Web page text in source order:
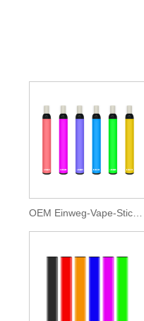
OEM Einweg-Vape-Stick 600 Züge